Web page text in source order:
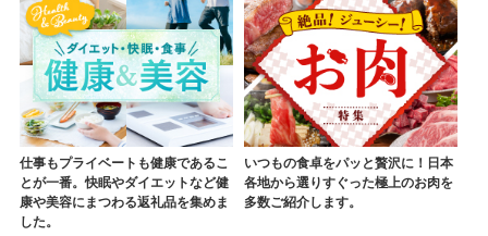
仕事もプライベートも健康であるこ
とが一番。快眠やダイエットなど健
康や美容にまつわる返礼品を集めま
した。
いつもの食卓をパッと贅沢に！日本
各地から選りすぐった極上のお肉を
多数ご紹介します。